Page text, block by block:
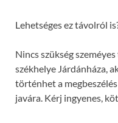
Lehetséges ez távolról
Nincs szükség
székhelye Járdánháza,
történhet a
javára. Kérj ingyenes,